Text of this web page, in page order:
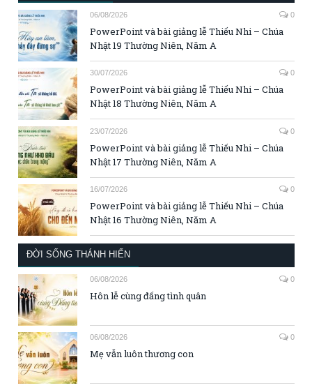
06/08/2026 0
PowerPoint và bài giảng lễ Thiếu Nhi – Chúa
Nhật 19 Thường Niên, Năm A
30/07/2026 0
PowerPoint và bài giảng lễ Thiếu Nhi – Chúa
Nhật 18 Thường Niên, Năm A
23/07/2026 0
PowerPoint và bài giảng lễ Thiếu Nhi – Chúa
Nhật 17 Thường Niên, Năm A
16/07/2026 0
PowerPoint và bài giảng lễ Thiếu Nhi – Chúa
Nhật 16 Thường Niên, Năm A
ĐỜI SỐNG THÁNH HIẾN
06/08/2026 0
Hôn lễ cùng đấng tình quân
06/08/2026 0
Mẹ vẫn luôn thương con